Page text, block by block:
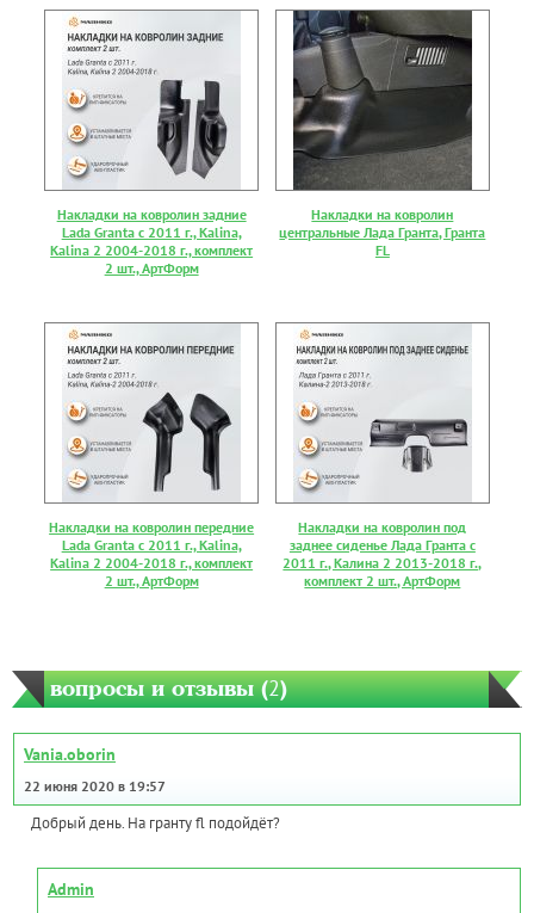
Накладки на ковролин задние
Lada Granta с 2011 г., Kalina,
Kalina 2 2004-2018 г., комплект
2 шт., АртФорм
Накладки на ковролин
центральные Лада Гранта, Гранта
FL
Накладки на ковролин передние
Lada Granta с 2011 г., Kalina,
Kalina 2 2004-2018 г., комплект
2 шт., АртФорм
Накладки на ковролин под
заднее сиденье Лада Гранта с
2011 г., Калина 2 2013-2018 г.,
комплект 2 шт., АртФорм
вопросы и отзывы (2)
Vania.oborin
22 июня 2020 в 19:57
Добрый день. На гранту fl подойдёт?
Admin